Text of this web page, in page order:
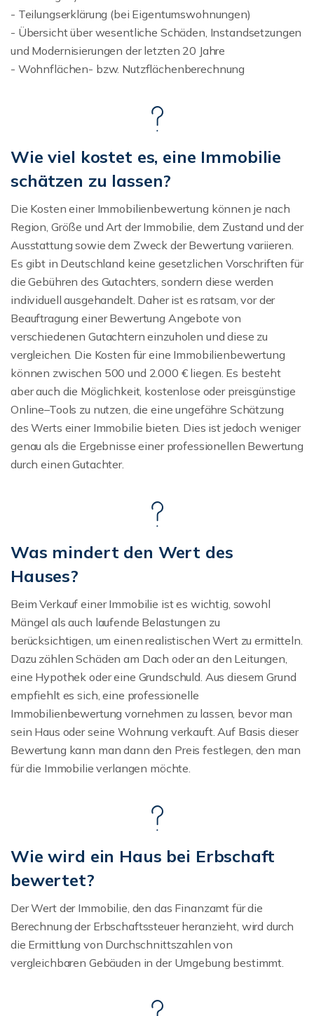
- Teilungserklärung (bei Eigentumswohnungen)
- Übersicht über wesentliche Schäden, Instandsetzungen
und Modernisierungen der letzten 20 Jahre
- Wohnflächen- bzw. Nutzflächenberechnung
Wie viel kostet es, eine Immobilie
schätzen zu lassen?
Die Kosten einer Immobilienbewertung können je nach
Region, Größe und Art der Immobilie, dem Zustand und der
Ausstattung sowie dem Zweck der Bewertung variieren.
Es gibt in Deutschland keine gesetzlichen Vorschriften für
die Gebühren des Gutachters, sondern diese werden
individuell ausgehandelt. Daher ist es ratsam, vor der
Beauftragung einer Bewertung Angebote von
verschiedenen Gutachtern einzuholen und diese zu
vergleichen. Die Kosten für eine Immobilienbewertung
können zwischen 500 und 2.000 € liegen. Es besteht
aber auch die Möglichkeit, kostenlose oder preisgünstige
Online–Tools zu nutzen, die eine ungefähre Schätzung
des Werts einer Immobilie bieten. Dies ist jedoch weniger
genau als die Ergebnisse einer professionellen Bewertung
durch einen Gutachter.
Was mindert den Wert des
Hauses?
Beim Verkauf einer Immobilie ist es wichtig, sowohl
Mängel als auch laufende Belastungen zu
berücksichtigen, um einen realistischen Wert zu ermitteln.
Dazu zählen Schäden am Dach oder an den Leitungen,
eine Hypothek oder eine Grundschuld. Aus diesem Grund
empfiehlt es sich, eine professionelle
Immobilienbewertung vornehmen zu lassen, bevor man
sein Haus oder seine Wohnung verkauft. Auf Basis dieser
Bewertung kann man dann den Preis festlegen, den man
für die Immobilie verlangen möchte.
Wie wird ein Haus bei Erbschaft
bewertet?
Der Wert der Immobilie, den das Finanzamt für die
Berechnung der Erbschaftssteuer heranzieht, wird durch
die Ermittlung von Durchschnittszahlen von
vergleichbaren Gebäuden in der Umgebung bestimmt.